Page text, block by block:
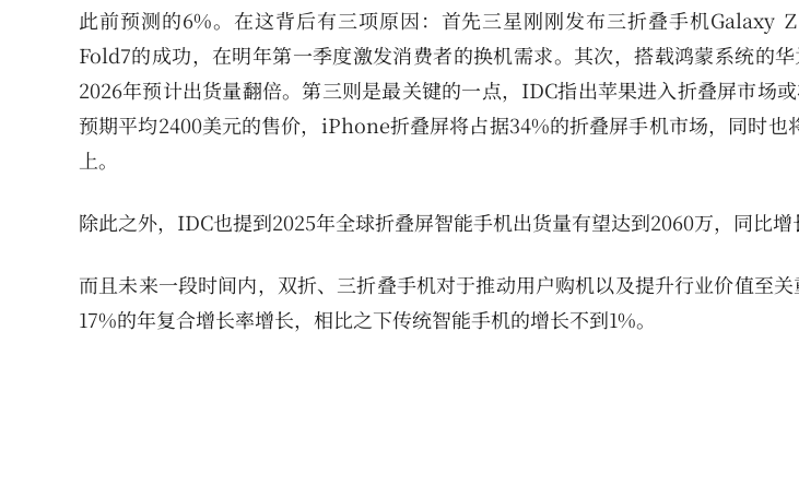
此前预测的6%。在这背后有三项原因：首先三星刚刚发布三折叠手机Galaxy
Fold7的成功，在明年第一季度激发消费者的换机需求。其次，搭载鸿蒙系统的
2026年预计出货量翻倍。第三则是最关键的一点，IDC指出苹果进入折叠屏市
预期平均2400美元的售价，iPhone折叠屏将占据34%的折叠屏手机市场，同时
上。
除此之外，IDC也提到2025年全球折叠屏智能手机出货量有望达到2060万，同比增
而且未来一段时间内，双折、三折叠手机对于推动用户购机以及提升行业价值至
17%的年复合增长率增长，相比之下传统智能手机的增长不到1%。